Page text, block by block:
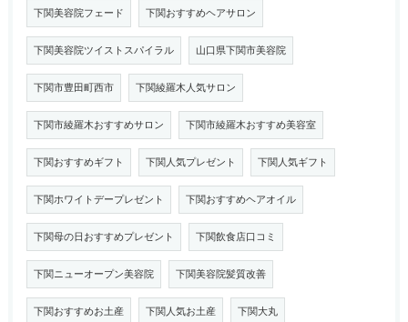
下関美容院フェード 下関おすすめヘアサロン
下関美容院ツイストスパイラル 山口県下関市美容院
下関市豊田町西市 下関綾羅木人気サロン
下関市綾羅木おすすめサロン 下関市綾羅木おすすめ美容室
下関おすすめギフト 下関人気プレゼント 下関人気ギフト
下関ホワイトデープレゼント 下関おすすめヘアオイル
下関母の日おすすめプレゼント 下関飲食店口コミ
下関ニューオープン美容院 下関美容院髪質改善
下関おすすめお土産 下関人気お土産 下関大丸